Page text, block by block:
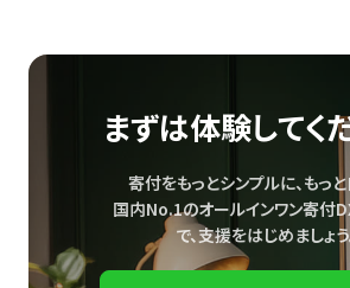
まずは体験してく
寄付をもっとシンプルに、もっ
国内No.1のオールインワン寄付
で、支援をはじめましょう